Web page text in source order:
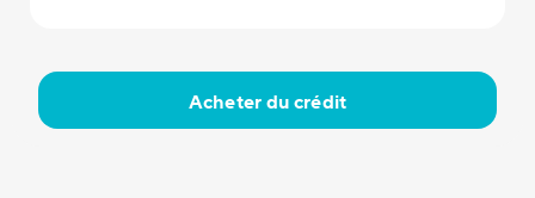
Acheter du crédit